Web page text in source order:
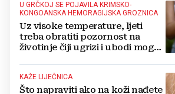
U GRČKOJ SE POJAVILA KRIMSKO-
KONGOANSKA HEMORAGIJSKA GROZNICA
Uz visoke temperature, ljeti
treba obratiti pozornost na
životinje čiji ugrizi i ubodi mogu
KAŽE LIJEČNICA
Što napraviti ako na koži nađete